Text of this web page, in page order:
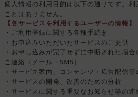
個人情報の利用目的は以下の通りです。利
ことはありません。
【各サービスを利用するユーザーの情報】
・ご利用登録に関する各種手続き
・お申込みいただいたサービスのご提供
・お申し込みが完了せずに中断された場
ご連絡（メール・SMS）
・サービス案内、コンテンツ・広告配信
・サービスの開発、改善のための分析
・サービスに関する重要なお知らせ等の